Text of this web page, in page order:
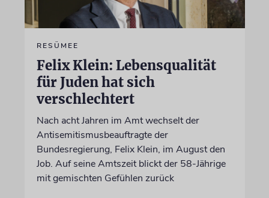
RESÜMEE
Felix Klein: Lebensqualität
für Juden hat sich
verschlechtert
Nach acht Jahren im Amt wechselt der
Antisemitismusbeauftragte der
Bundesregierung, Felix Klein, im August den
Job. Auf seine Amtszeit blickt der 58-Jährige
mit gemischten Gefühlen zurück